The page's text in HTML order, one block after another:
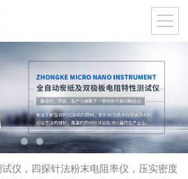
仪，四探针法粉末电阻率仪，压实密度